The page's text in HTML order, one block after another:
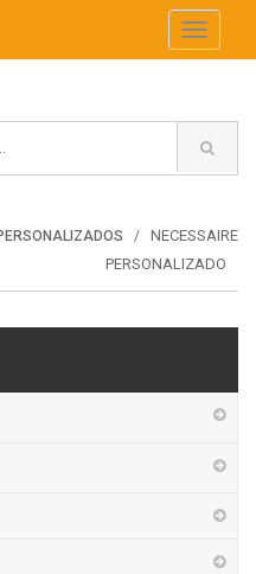
Toggle
NECESSAIRE
PERSONALIZADO